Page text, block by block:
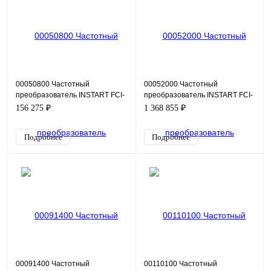
00050800 Частотный
преобразователь INSTART FCI-
G22/P30-4, 380В, 22кВт, 45А
156 275 ₽
Подробнее
00052000 Частотный
преобразователь INSTART FCI-
G220-4F, 380В, 220кВт, 420А
1 368 855 ₽
Подробнее
00091400 Частотный
00110100 Частотный